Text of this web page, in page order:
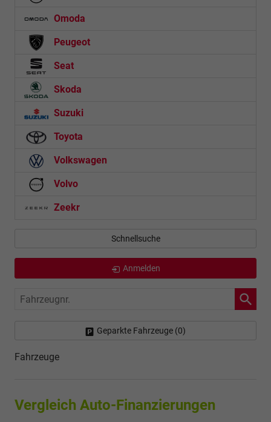
Omoda
Peugeot
Seat
Skoda
Suzuki
Toyota
Volkswagen
Volvo
Zeekr
Schnellsuche
Anmelden
Fahrzeugnr.
Geparkte Fahrzeuge (0)
Fahrzeuge
Vergleich Auto-Finanzierungen